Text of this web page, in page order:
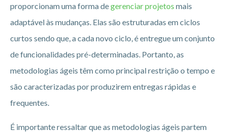
proporcionam uma forma degerenciar projetos mais
adaptável às mudanças. Elas são estruturadas em ciclos
curtos sendo que, a cada novo ciclo, é entregue um conjunto
de funcionalidades pré-determinadas. Portanto, as
metodologias ágeis têm como principal restrição o tempo e
são caracterizadas por produzirem entregas rápidas e
frequentes.
É importante ressaltar que as metodologias ágeis partem